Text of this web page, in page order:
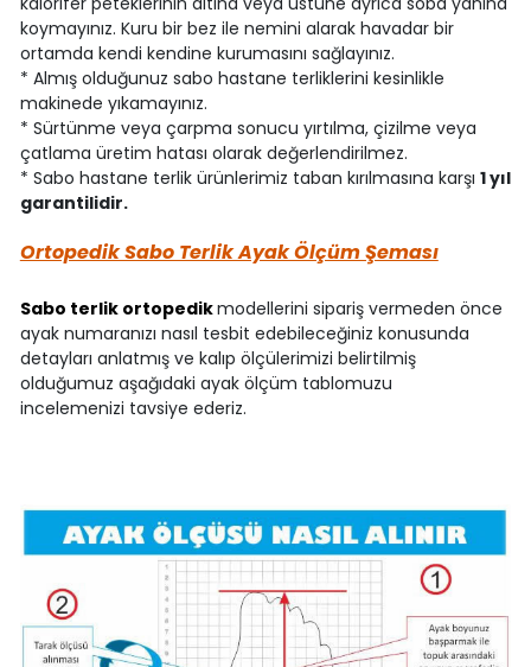
koymayınız. Kuru bir bez ile nemini alarak havadar bir
ortamda kendi kendine kurumasını sağlayınız.
* Almış olduğunuz sabo hastane terliklerini kesinlikle
makinede yıkamayınız.
* Sürtünme veya çarpma sonucu yırtılma, çizilme veya
çatlama üretim hatası olarak değerlendirilmez.
* Sabo hastane terlik ürünlerimiz taban kırılmasına karşı 1 yıl
garantilidir.
Ortopedik Sabo Terlik Ayak Ölçüm Şeması
Sabo terlik ortopedikmodellerini sipariş vermeden önce
ayak numaranızı nasıl tesbit edebileceğiniz konusunda
detayları anlatmış ve kalıp ölçülerimizi belirtilmiş
olduğumuz aşağıdaki ayak ölçüm tablomuzu
incelemenizi tavsiye ederiz.